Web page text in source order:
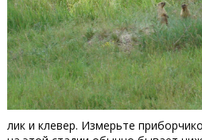
лик и клевер. Измерьте